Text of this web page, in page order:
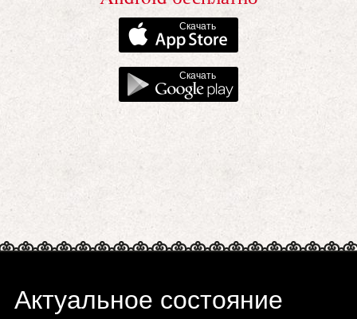
Скачать
Скачать
Актуальное состояние